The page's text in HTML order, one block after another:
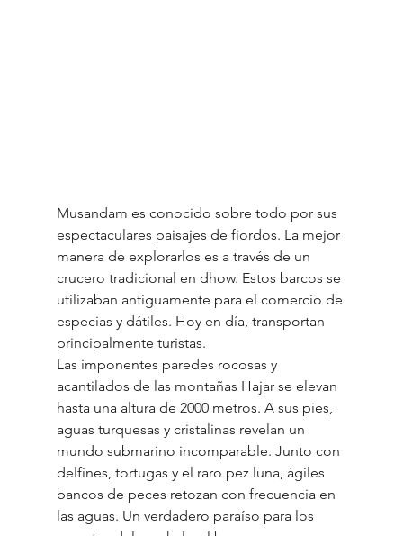
Musandam es conocido sobre todo por sus
espectaculares paisajes de fiordos. La mejor
manera de explorarlos es a través de un
crucero tradicional en dhow. Estos barcos se
utilizaban antiguamente para el comercio de
especias y dátiles. Hoy en día, transportan
principalmente turistas.
Las imponentes paredes rocosas y
acantilados de las montañas Hajar se elevan
hasta una altura de 2000 metros. A sus pies,
aguas turquesas y cristalinas revelan un
mundo submarino incomparable. Junto con
delfines, tortugas y el raro pez luna, ágiles
bancos de peces retozan con frecuencia en
las aguas. Un verdadero paraíso para los